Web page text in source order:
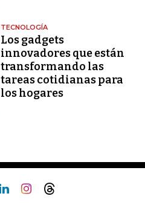
TECNOLOGÍA
Los gadgets
innovadores que están
transformando las
tareas cotidianas para
los hogares